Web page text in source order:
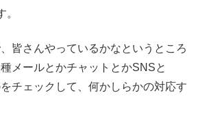
皆さんやっているかなというところ
メールとかチャットとかSNSと
チェックして、何かしらかの対応す